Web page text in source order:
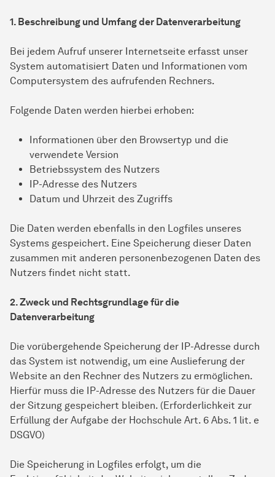
1. Beschreibung und Umfang der Datenverarbeitung
Bei jedem Aufruf unserer Internetseite erfasst unser
System automatisiert Daten und Informationen vom
Computersystem des aufrufenden Rechners.
Folgende Daten werden hierbei erhoben:
Informationen über den Browsertyp und die
verwendete Version
Betriebssystem des Nutzers
IP-Adresse des Nutzers
Datum und Uhrzeit des Zugriffs
Die Daten werden ebenfalls in den Logfiles unseres
Systems gespeichert. Eine Speicherung dieser Daten
zusammen mit anderen personenbezogenen Daten des
Nutzers findet nicht statt.
2. Zweck und Rechtsgrundlage für die
Datenverarbeitung
Die vorübergehende Speicherung der IP-Adresse durch
das System ist notwendig, um eine Auslieferung der
Website an den Rechner des Nutzers zu ermöglichen.
Hierfür muss die IP-Adresse des Nutzers für die Dauer
der Sitzung gespeichert bleiben. (Erforderlichkeit zur
Erfüllung der Aufgabe der Hochschule Art. 6 Abs. 1 lit. e
DSGVO)
Die Speicherung in Logfiles erfolgt, um die